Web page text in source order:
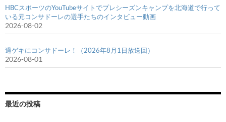
HBCスポーツのYouTubeサイトでプレシーズンキャンプを北海道で行って
いる元コンサドーレの選手たちのインタビュー動画
2026-08-02
過ゲキにコンサドーレ！（2026年8月1日放送回）
2026-08-01
最近の投稿